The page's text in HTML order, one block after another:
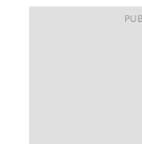
ACCESO